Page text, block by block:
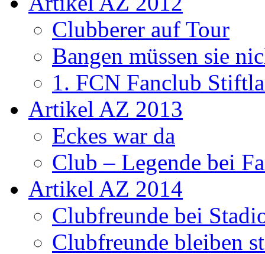
Clubberer auf Tour
Bangen müssen sie
1. FCN Fanclub
Artikel AZ 2013
Eckes war da
Club – Legende bei
Artikel AZ 2014
Clubfreunde bei
Clubfreunde bleiben